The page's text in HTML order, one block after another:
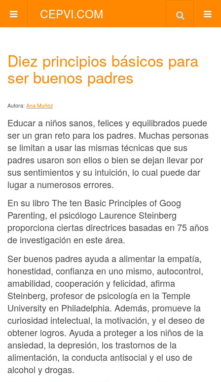
CEPVI.COM
Diez principios básicos para
ser buenos padres
Autora: Ana Muñoz
Educar a niños sanos, felices y equilibrados puede
ser un gran reto para los padres. Muchas personas
se limitan a usar las mismas técnicas que sus
padres usaron son ellos o bien se dejan llevar por
sus sentimientos y su intuición, lo cual puede dar
lugar a numerosos errores.
En su libro The ten Basic Principles of Goog
Parenting, el psicólogo Laurence Steinberg
proporciona ciertas directrices basadas en 75 años
de investigación en este área.
Ser buenos padres ayuda a alimentar la empatía,
honestidad, confianza en uno mismo, autocontrol,
amabilidad, cooperación y felicidad, afirma
Steinberg, profesor de psicología en la Temple
University en Philadelphia. Además, promueve la
curiosidad intelectual, la motivación, y el deseo de
obtener logros. Ayuda a proteger a los niños de la
ansiedad, la depresión, los trastornos de la
alimentación, la conducta antisocial y el uso de
alcohol y drogas.